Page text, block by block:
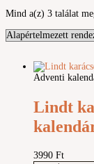
Mind a(z) 3 találat
Adventi
Lindt
3990 Ft